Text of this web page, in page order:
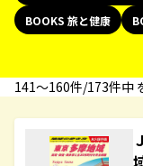
BOOKS 旅と健康
141〜160件/173件中